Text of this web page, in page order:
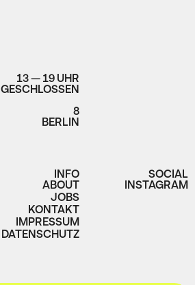
13 — 19 UHR
GESCHLOSSEN
8
BERLIN
INFO
ABOUT
JOBS
KONTAKT
IMPRESSUM
DATENSCHUTZ
SOCIAL
INSTAGRAM